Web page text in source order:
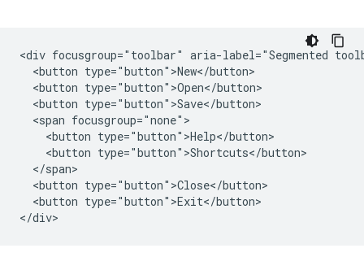
<div focusgroup="toolbar" aria-label="Segmented
  <button type="button">New</button>
  <button type="button">Open</button>
  <button type="button">Save</button>
  <span focusgroup="none">
    <button type="button">Help</button>
    <button type="button">Shortcuts</button>
  </span>
  <button type="button">Close</button>
  <button type="button">Exit</button>